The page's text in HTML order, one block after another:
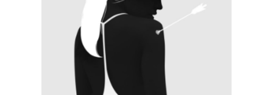
SMALL SLIDER RIGHT